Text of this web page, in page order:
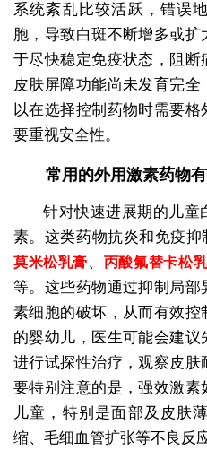
系统紊乱比较活跃，错误
胞，导致白斑不断增多或
于尽快稳定免疫状态，阻
皮肤屏障功能尚未发育完
以在选择控制药物时需要格
要重视安全性。
常用的外用激素药物
针对快速进展期的儿童
素。这类药物抗炎和免疫
莫米松乳膏、 丙酸氟替卡松
等。这些药物通过抑制局
素细胞的破坏，从而有效
的婴幼儿，医生可能会建
进行试探性治疗，观察皮
要特别注意的是，强效激
儿童，特别是面部及皮肤
缩、毛细血管扩张等不良反应